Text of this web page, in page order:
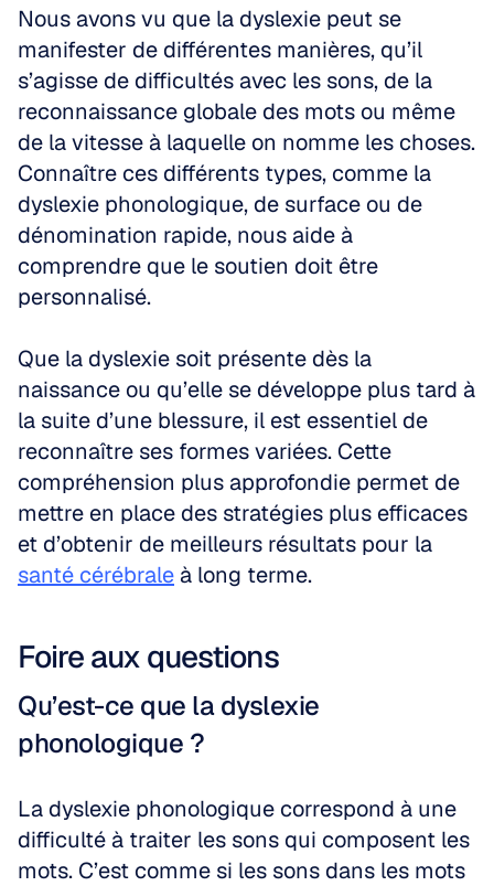
Nous avons vu que la dyslexie peut se
manifester de différentes manières, qu’il
s’agisse de difficultés avec les sons, de la
reconnaissance globale des mots ou même
de la vitesse à laquelle on nomme les choses.
Connaître ces différents types, comme la
dyslexie phonologique, de surface ou de
dénomination rapide, nous aide à
comprendre que le soutien doit être
personnalisé.
Que la dyslexie soit présente dès la
naissance ou qu’elle se développe plus tard à
la suite d’une blessure, il est essentiel de
reconnaître ses formes variées. Cette
compréhension plus approfondie permet de
mettre en place des stratégies plus efficaces
santé cérébrale à long terme.
Foire aux questions
Qu’est-ce que la dyslexie
phonologique ?
La dyslexie phonologique correspond à une
difficulté à traiter les sons qui composent les
mots. C’est comme si les sons dans les mots